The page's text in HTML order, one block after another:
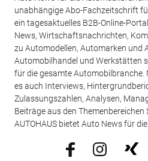
unabhängige Abo-Fachzeitschrift
ein tagesaktuelles B2B-Online-
News, Wirtschaftsnachrichten,
zu Automodellen, Automarken und
Automobilhandel und Werkstätten
für die gesamte Automobilbranche.
es auch Interviews,
Zulassungszahlen, Analysen,
Beiträge aus den Themenbereichen
AUTOHAUS bietet Auto News für